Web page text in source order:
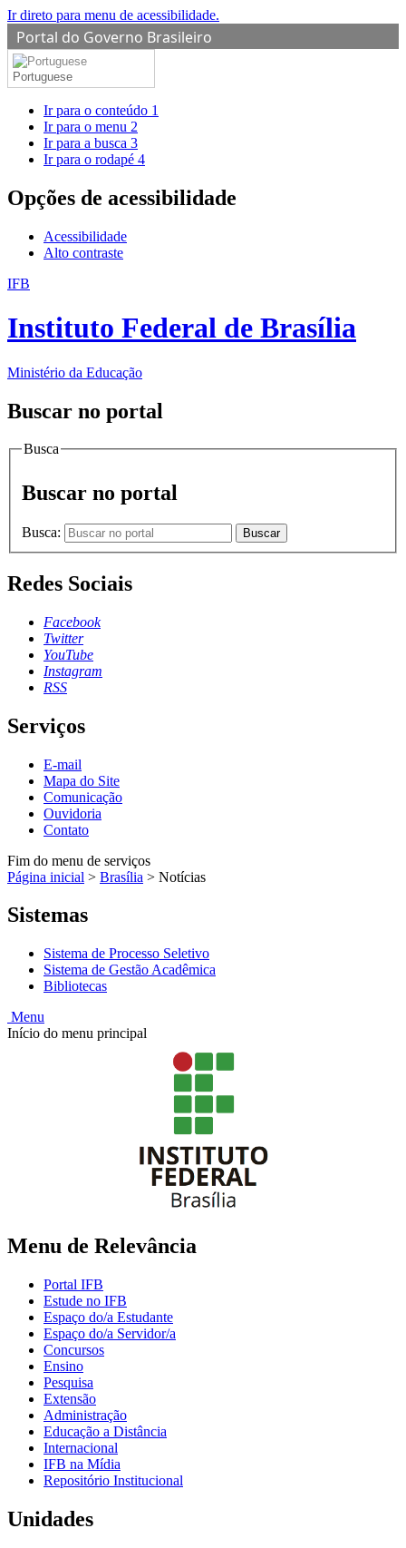
Ir direto para menu de acessibilidade.
Portal do Governo Brasileiro
Portuguese
Ir para o conteúdo 1
Ir para o menu 2
Ir para a busca 3
Ir para o rodapé 4
Opções de acessibilidade
Acessibilidade
Alto contraste
IFB
Instituto Federal de Brasília
Ministério da Educação
Buscar no portal
Busca
Buscar no portal
Busca: Buscar
Redes Sociais
Facebook
Twitter
YouTube
Instagram
RSS
Serviços
E-mail
Mapa do Site
Comunicação
Ouvidoria
Contato
Fim do menu de serviços
Página inicial > Brasília > Notícias
Sistemas
Sistema de Processo Seletivo
Sistema de Gestão Acadêmica
Bibliotecas
Menu
Início do menu principal
Menu de Relevância
Portal IFB
Estude no IFB
Espaço do/a Estudante
Espaço do/a Servidor/a
Concursos
Ensino
Pesquisa
Extensão
Administração
Educação a Distância
Internacional
IFB na Mídia
Repositório Institucional
Unidades